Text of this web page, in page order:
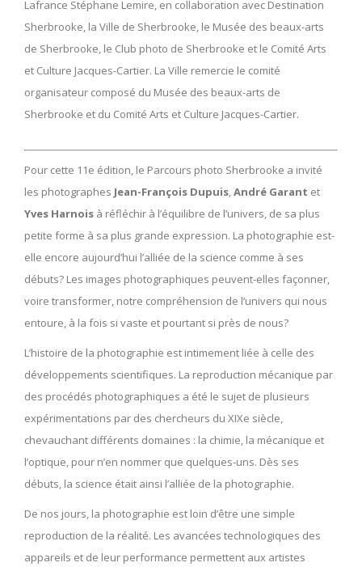
Lafrance Stéphane Lemire, en collaboration avec Destination
Sherbrooke, la Ville de Sherbrooke, le Musée des beaux-arts
de Sherbrooke, le Club photo de Sherbrooke et le Comité Arts
et Culture Jacques-Cartier. La Ville remercie le comité
organisateur composé du Musée des beaux-arts de
Sherbrooke et du Comité Arts et Culture Jacques-Cartier.
Pour cette 11e édition, le Parcours photo Sherbrooke a invité
les photographes Jean-François Dupuis,André Garant et
Yves Harnois à réfléchir à l’équilibre de l’univers, de sa plus
petite forme à sa plus grande expression. La photographie est-
elle encore aujourd’hui l’alliée de la science comme à ses
débuts? Les images photographiques peuvent-elles façonner,
voire transformer, notre compréhension de l’univers qui nous
entoure, à la fois si vaste et pourtant si près de nous?
L’histoire de la photographie est intimement liée à celle des
développements scientifiques. La reproduction mécanique par
des procédés photographiques a été le sujet de plusieurs
expérimentations par des chercheurs du XIXe siècle,
chevauchant différents domaines : la chimie, la mécanique et
l’optique, pour n’en nommer que quelques-uns. Dès ses
débuts, la science était ainsi l’alliée de la photographie.
De nos jours, la photographie est loin d’être une simple
reproduction de la réalité. Les avancées technologiques des
appareils et de leur performance permettent aux artistes